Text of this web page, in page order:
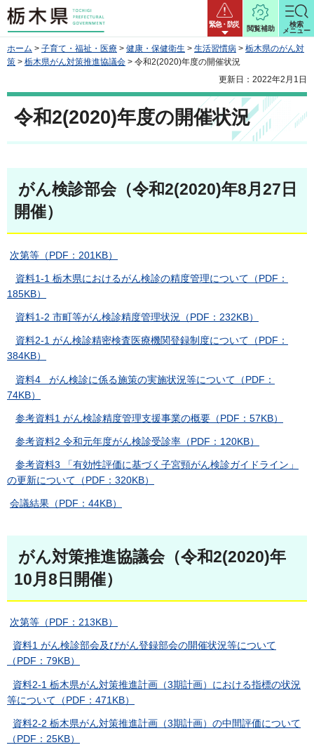
栃木県 緊急・防災
閲覧補助
検索
メニュー
ホーム > 子育て・福祉・医療 > 健康・保健衛生 > 生活習慣病 > 栃木県のがん対
策 > 栃木県がん対策推進協議会 > 令和2(2020)年度の開催状況
更新日：2022年2月1日
令和2(2020)年度の開催状況
がん検診部会（令和2(2020)年8月27日
開催）
次第等（PDF：201KB）
資料1-1 栃木県におけるがん検診の精度管理について（PDF：
185KB）
資料1-2 市町等がん検診精度管理状況（PDF：232KB）
資料2-1 がん検診精密検査医療機関登録制度について（PDF：
384KB）
資料4 がん検診に係る施策の実施状況等について（PDF：
74KB）
参考資料1 がん検診精度管理支援事業の概要（PDF：57KB）
参考資料2 令和元年度がん検診受診率（PDF：120KB）
参考資料3 「有効性評価に基づく子宮頸がん検診ガイドライン」
の更新について（PDF：320KB）
会議結果（PDF：44KB）
がん対策推進協議会（令和2(2020)年
10月8日開催）
次第等（PDF：213KB）
資料1 がん検診部会及びがん登録部会の開催状況等について
（PDF：79KB）
資料2-1 栃木県がん対策推進計画（3期計画）における指標の状況
等について（PDF：471KB）
資料2-2 栃木県がん対策推進計画（3期計画）の中間評価について
（PDF：25KB）